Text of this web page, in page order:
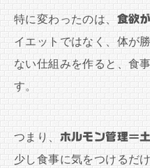
特に変わったのは、 食欲
イエットではなく、体が
ない仕組みを作ると、食
す。
つまり、 ホルモン管理＝
少し食事に気をつけるだ